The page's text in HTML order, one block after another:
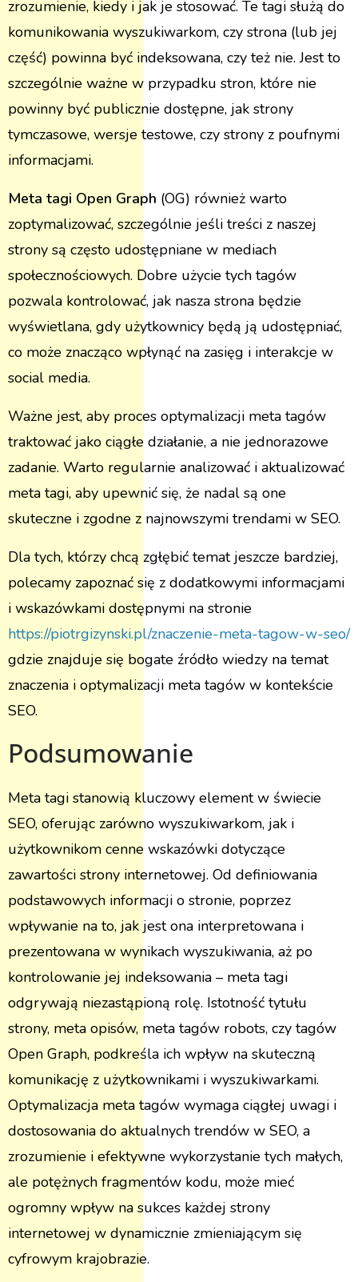
zrozumienie, kiedy i jak je stosować. Te tagi służą do
komunikowania wyszukiwarkom, czy strona (lub jej
część) powinna być indeksowana, czy też nie. Jest to
szczególnie ważne w przypadku stron, które nie
powinny być publicznie dostępne, jak strony
tymczasowe, wersje testowe, czy strony z poufnymi
informacjami.
Meta tagi Open Graph (OG) również warto
zoptymalizować, szczególnie jeśli treści z naszej
strony są często udostępniane w mediach
społecznościowych. Dobre użycie tych tagów
pozwala kontrolować, jak nasza strona będzie
wyświetlana, gdy użytkownicy będą ją udostępniać,
co może znacząco wpłynąć na zasięg i interakcje w
social media.
Ważne jest, aby proces optymalizacji meta tagów
traktować jako ciągłe działanie, a nie jednorazowe
zadanie. Warto regularnie analizować i aktualizować
meta tagi, aby upewnić się, że nadal są one
skuteczne i zgodne z najnowszymi trendami w SEO.
Dla tych, którzy chcą zgłębić temat jeszcze bardziej,
polecamy zapoznać się z dodatkowymi informacjami
i wskazówkami dostępnymi na stronie
https://piotrgizynski.pl/znaczenie-meta-tagow-w-seo/
gdzie znajduje się bogate źródło wiedzy na temat
znaczenia i optymalizacji meta tagów w kontekście
SEO.
Podsumowanie
Meta tagi stanowią kluczowy element w świecie
SEO, oferując zarówno wyszukiwarkom, jak i
użytkownikom cenne wskazówki dotyczące
zawartości strony internetowej. Od definiowania
podstawowych informacji o stronie, poprzez
wpływanie na to, jak jest ona interpretowana i
prezentowana w wynikach wyszukiwania, aż po
kontrolowanie jej indeksowania – meta tagi
odgrywają niezastąpioną rolę. Istotność tytułu
strony, meta opisów, meta tagów robots, czy tagów
Open Graph, podkreśla ich wpływ na skuteczną
komunikację z użytkownikami i wyszukiwarkami.
Optymalizacja meta tagów wymaga ciągłej uwagi i
dostosowania do aktualnych trendów w SEO, a
zrozumienie i efektywne wykorzystanie tych małych,
ale potężnych fragmentów kodu, może mieć
ogromny wpływ na sukces każdej strony
internetowej w dynamicznie zmieniającym się
cyfrowym krajobrazie.